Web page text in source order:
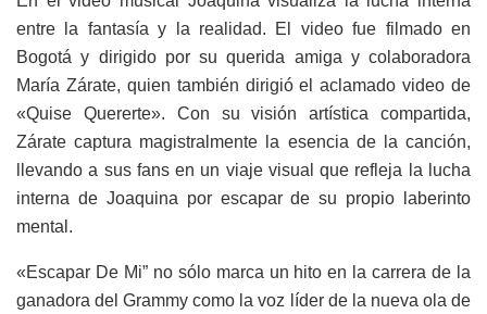
entre la fantasía y la realidad. El video fue filmado en
Bogotá y dirigido por su querida amiga y colaboradora
María Zárate, quien también dirigió el aclamado video de
«Quise Quererte». Con su visión artística compartida,
Zárate captura magistralmente la esencia de la canción,
llevando a sus fans en un viaje visual que refleja la lucha
interna de Joaquina por escapar de su propio laberinto
mental.
«Escapar De Mi” no sólo marca un hito en la carrera de la
ganadora del Grammy como la voz líder de la nueva ola de